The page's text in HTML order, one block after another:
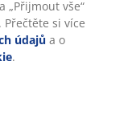
„Přijmout vše“
si více
údajů a o
.